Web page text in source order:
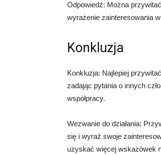
Odpowiedź: Można
wyrażenie zainteresowania
Konkluzja
Konkluzja: Najlepiej
zadając pytania o innych
współpracy.
Wezwanie do działania:
się i wyraź swoje
uzyskać więcej wskazówek